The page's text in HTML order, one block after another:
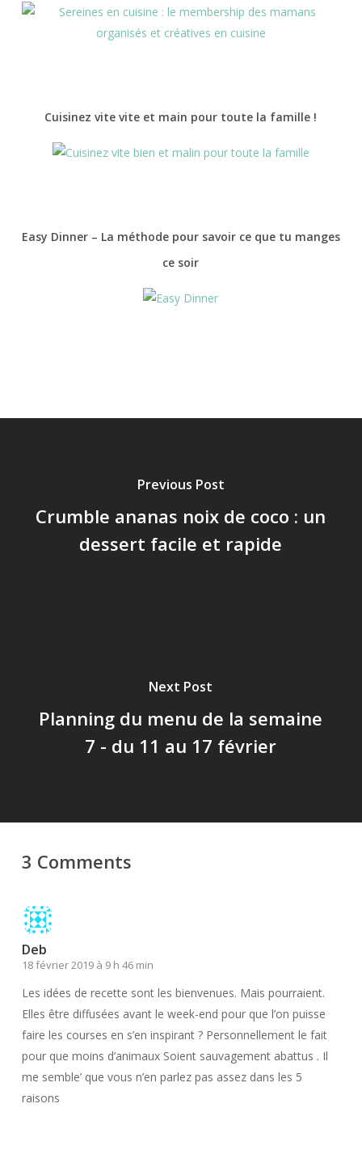
Cuisinez vite vite et main pour toute la famille !
Easy Dinner – La méthode pour savoir ce que tu manges
ce soir
Previous Post
Crumble ananas noix de coco : un
dessert facile et rapide
Next Post
Planning du menu de la semaine
7 - du 11 au 17 février
3 Comments
Deb
18 février 2019 à 9 h 46 min
Les idées de recette sont les bienvenues. Mais pourraient.
Elles être diffusées avant le week-end pour que l’on puisse
faire les courses en s’en inspirant ? Personnellement le fait
pour que moins d’animaux Soient sauvagement abattus . Il
me semble’ que vous n’en parlez pas assez dans les 5
raisons